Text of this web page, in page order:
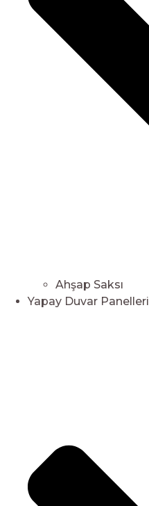
Ahşap Saksı
Yapay Duvar Panelleri